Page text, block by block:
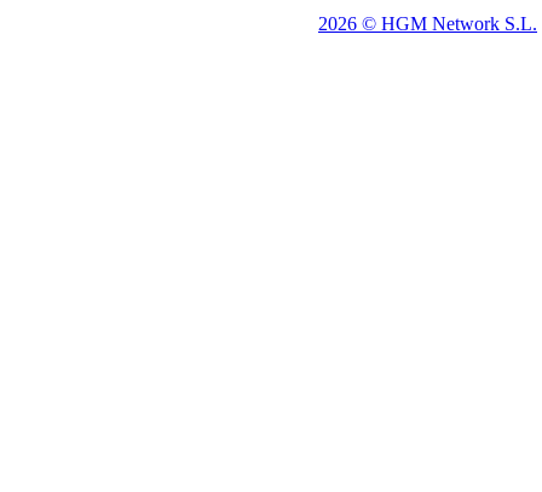
2026 © HGM Network S.L.